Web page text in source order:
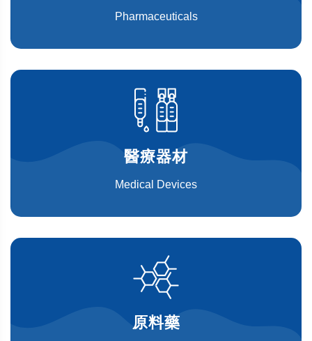
Pharmaceuticals
醫療器材
Medical Devices
原料藥